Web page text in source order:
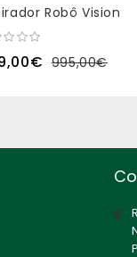
Robô Vision
995,00€